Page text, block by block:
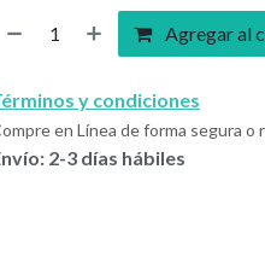
Agregar al
y condiciones
en Línea de forma segura
2-3 días hábiles